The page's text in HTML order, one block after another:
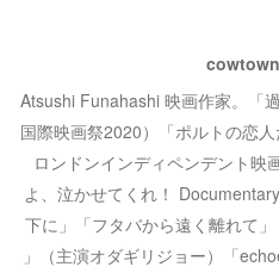
Atsushi Funahashi 映画作家。「
国際映画祭2020）「ポルトの恋
ロンドンインディペンデント映
よ、泣かせてくれ！
下に」「フタバから遠く離れて
」（主演オダギリジョー）「